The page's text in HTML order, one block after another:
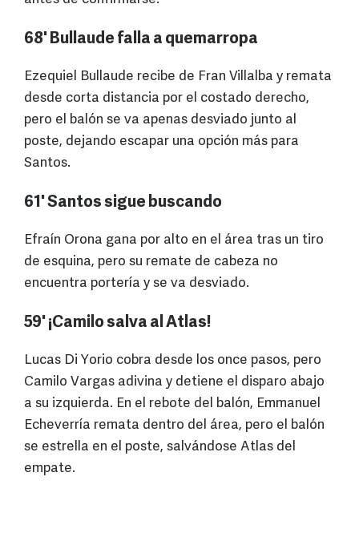
68' Bullaude falla a quemarropa
Ezequiel Bullaude recibe de Fran Villalba y remata
desde corta distancia por el costado derecho,
pero el balón se va apenas desviado junto al
poste, dejando escapar una opción más para
Santos.
61' Santos sigue buscando
Efraín Orona gana por alto en el área tras un tiro
de esquina, pero su remate de cabeza no
encuentra portería y se va desviado.
59' ¡Camilo salva al Atlas!
Lucas Di Yorio cobra desde los once pasos, pero
Camilo Vargas adivina y detiene el disparo abajo
a su izquierda. En el rebote del balón, Emmanuel
Echeverría remata dentro del área, pero el balón
se estrella en el poste, salvándose Atlas del
empate.